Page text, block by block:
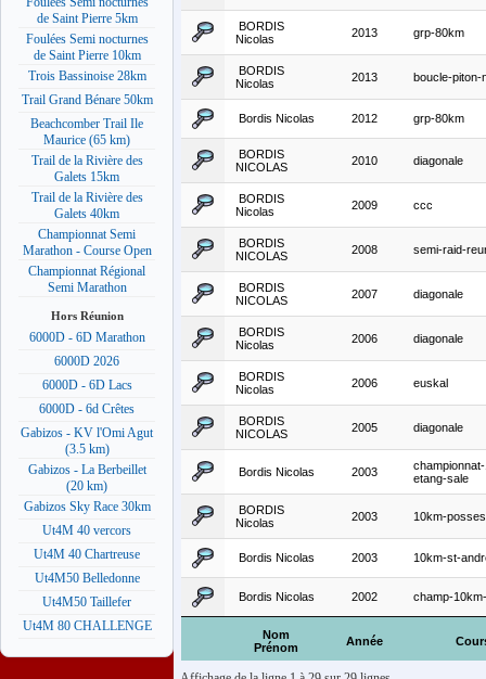
de Saint Pierre 5km
Foulées Semi nocturnes
de Saint Pierre 10km
Trois Bassinoise 28km
Trail Grand Bénare 50km
Beachcomber Trail Ile
Maurice (65 km)
Trail de la Rivière des
Galets 15km
Trail de la Rivière des
Galets 40km
Championnat Semi
Marathon - Course Open
Championnat Régional
Semi Marathon
Hors Réunion
6000D - 6D Marathon
6000D 2026
6000D - 6D Lacs
6000D - 6d Crêtes
Gabizos - KV l'Omi Agut
(3.5 km)
Gabizos - La Berbeillet
(20 km)
Gabizos Sky Race 30km
Ut4M 40 vercors
Ut4M 40 Chartreuse
Ut4M50 Belledonne
Ut4M50 Taillefer
Ut4M 80 CHALLENGE
Nom
Prénom
Année
BORDIS
Nicolas
2013 grp-80km
BORDIS
Nicolas
2013 boucle-piton-
Bordis Nicolas 2012 grp-80km
BORDIS
NICOLAS
2010 diagonale
BORDIS
Nicolas
2009 ccc
BORDIS
NICOLAS
2008 semi-raid-
BORDIS
NICOLAS
2007 diagonale
BORDIS
Nicolas
2006 diagonale
BORDIS
Nicolas
2006 euskal
BORDIS
NICOLAS
2005 diagonale
Bordis Nicolas 2003
etang-sale
BORDIS
Nicolas
2003 10km-
Bordis Nicolas 2003 10km-st-
Bordis Nicolas 2002 champ-